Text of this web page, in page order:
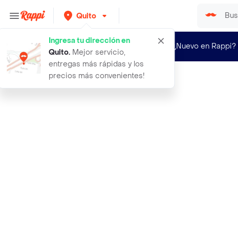
Quito
Ingresa tu dirección en
Quito. Mejor servicio,
entregas más rápidas y los
precios más convenientes!
¿Nuevo en Rappi?
saltean sal rosada del himalaya fin